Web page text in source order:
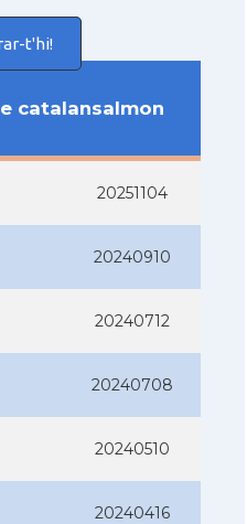
t'hi!
catalansalmon
20251104
20240910
20240712
20240708
20240510
20240416